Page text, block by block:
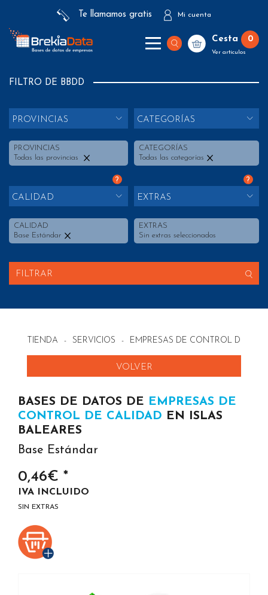
Te llamamos gratis Mi cuenta
Cesta 0
Ver artículos
FILTRO DE BBDD
PROVINCIAS
PROVINCIAS
Todas las provincias
CATEGORÍAS
CATEGORÍAS
Todas las categorías
?
CALIDAD
CALIDAD
Base Estándar
?
EXTRAS
EXTRAS
Sin extras seleccionados
FILTRAR
TIENDA - SERVICIOS - EMPRESAS DE CONTROL DE
VOLVER
BASES DE DATOS DE EMPRESAS DE
CONTROL DE CALIDAD EN ISLAS
BALEARES
Base Estándar
0,46€ *
IVA INCLUIDO
SIN EXTRAS